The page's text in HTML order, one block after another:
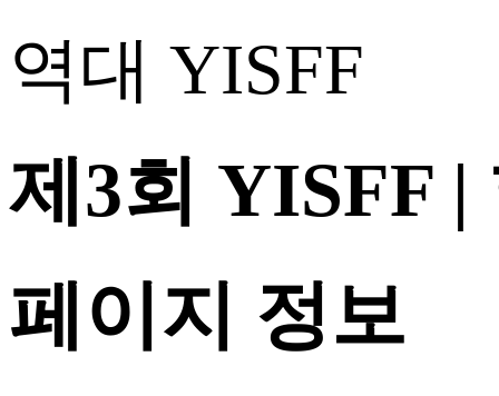
역대 YISFF
제3회 YISFF
페이지 정보